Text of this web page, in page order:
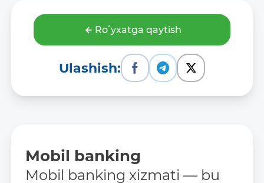
Roʻyxatga qaytish
Ulashish:
Mobil banking
Mobil banking xizmati — bu